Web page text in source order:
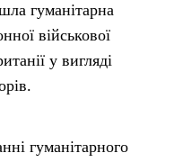
гуманітарна
військової
у вигляді
гуманітарного